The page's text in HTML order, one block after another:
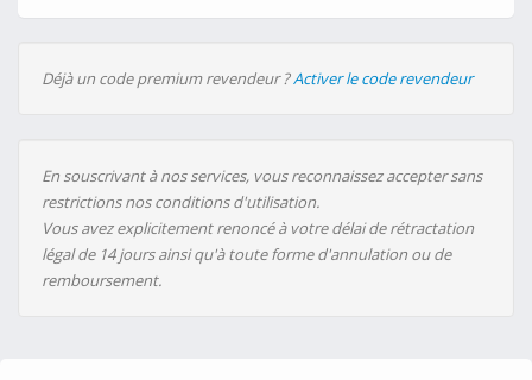
Déjà un code premium revendeur ?Activer le code revendeur
En souscrivant à nos services, vous reconnaissez accepter sans
restrictions nos conditions d'utilisation.
Vous avez explicitement renoncé à votre délai de rétractation
légal de 14 jours ainsi qu'à toute forme d'annulation ou de
remboursement.